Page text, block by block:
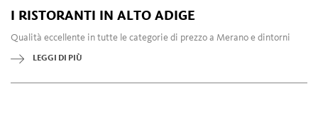
I RISTORANTI IN ALTO ADIGE
Qualità eccellente in tutte le categorie di prezzo a Merano e dintorni
LEGGI DI PIÙ